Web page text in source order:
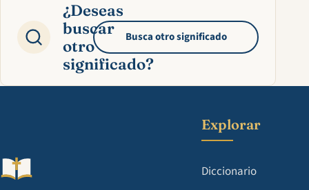
¿Deseas
buscar
otro
significado?
Busca otro significado
Explorar
Diccionario